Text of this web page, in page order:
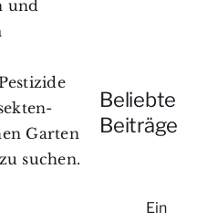
und
Garten
suchen.
Beliebte
Beiträge
Ein